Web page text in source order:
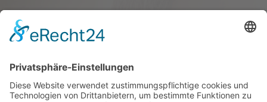
verkaufen und darin
wohnen bleiben
Verkaufen Sie Ihr Haus oder Ihre